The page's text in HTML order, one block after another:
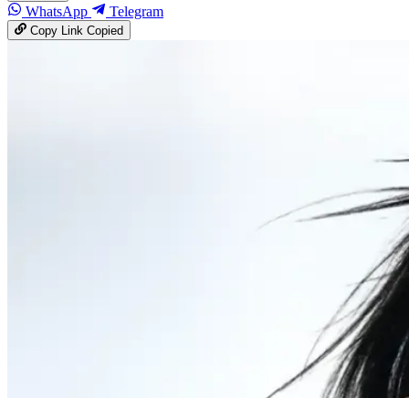
WhatsApp Telegram
Copy LinkCopied